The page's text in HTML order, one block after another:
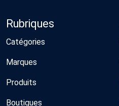
Rubriques
Catégories
Marques
Produits
Boutiques